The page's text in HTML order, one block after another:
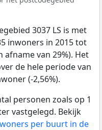
3037 LS is met
inwoners in 2015 tot
afname van 29%). Het
de hele periode van
(-2,56%).
personen zoals op 1
vastgelegd. Bekijk
per buurt in de